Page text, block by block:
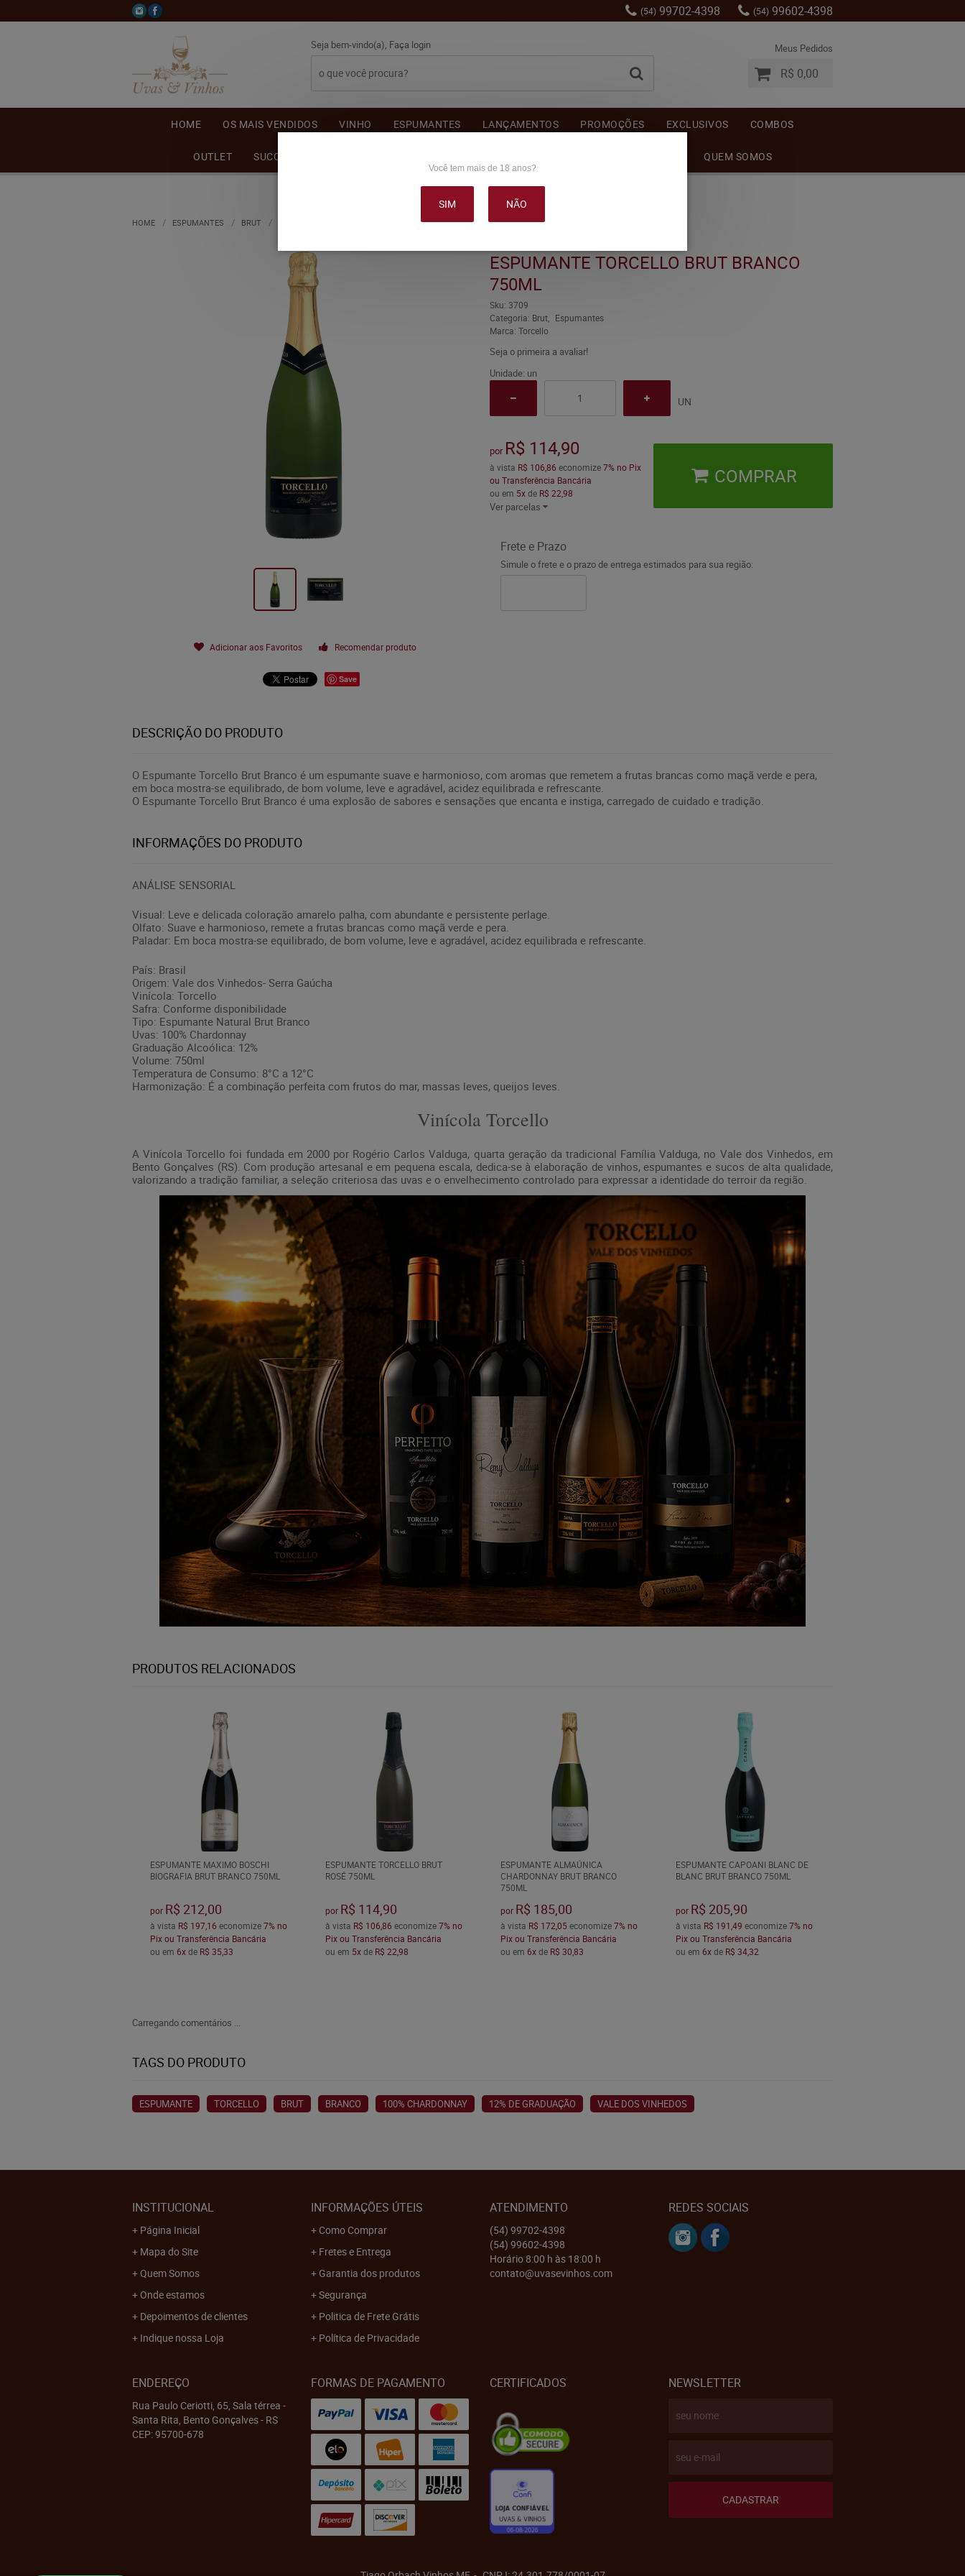
(54) 99702-4398 (54) 99602-4398
Seja bem-vindo(a), Faça login Meus Pedidos
R$ 0,00
HOME OS MAIS VENDIDOS VINHO ESPUMANTES LANÇAMENTOS PROMOÇÕES EXCLUSIVOS COMBOS
OUTLET SUCO DE UVA QUEM SOMOS
HOME ESPUMANTES BRUT ESPUMANTE TORCELLO BRUT BRANCO 750ML
Adicionar aos Favoritos Recomendar produto
Save
ESPUMANTE TORCELLO BRUT BRANCO
750ML
Sku: 3709
Categoria: Brut
Espumantes
Marca: Torcello
Seja o primeira a avaliar!
Unidade: un
UN
por R$ 114,90
à vista R$ 106,86 economize7% no Pix
ou Transferência Bancária
ou em 5xde R$ 22,98
Ver parcelas
COMPRAR
Frete e Prazo
Simule o frete e o prazo de entrega estimados para sua região:
DESCRIÇÃO DO PRODUTO
O Espumante Torcello Brut Branco é um espumante suave e harmonioso, com aromas que remetem a frutas brancas como maçã verde e pera,
em boca mostra-se equilibrado, de bom volume, leve e agradável, acidez equilibrada e refrescante.
O Espumante Torcello Brut Branco é uma explosão de sabores e sensações que encanta e instiga, carregado de cuidado e tradição.
INFORMAÇÕES DO PRODUTO
ANÁLISE SENSORIAL
Visual: Leve e delicada coloração amarelo palha, com abundante e persistente perlage.
Olfato: Suave e harmonioso, remete a frutas brancas como maçã verde e pera.
Paladar: Em boca mostra-se equilibrado, de bom volume, leve e agradável, acidez equilibrada e refrescante.
País: Brasil
Origem: Vale dos Vinhedos- Serra Gaúcha
Vinícola: Torcello
Safra: Conforme disponibilidade
Tipo: Espumante Natural Brut Branco
Uvas: 100% Chardonnay
Graduação Alcoólica: 12%
Volume: 750ml
Temperatura de Consumo: 8°C a 12°C
Harmonização: É a combinação perfeita com frutos do mar, massas leves, queijos leves.
Vinícola Torcello
A Vinícola Torcello foi fundada em 2000 por Rogério Carlos Valduga, quarta geração da tradicional Família Valduga, no Vale dos Vinhedos, em
Bento Gonçalves (RS). Com produção artesanal e em pequena escala, dedica-se à elaboração de vinhos, espumantes e sucos de alta qualidade,
valorizando a tradição familiar, a seleção criteriosa das uvas e o envelhecimento controlado para expressar a identidade do terroir da região.
PRODUTOS RELACIONADOS
ESPUMANTE MAXIMO BOSCHI
BIOGRAFIA BRUT BRANCO 750ML
por R$ 212,00
à vista R$ 197,16 economize7% no
Pix ou Transferência Bancária
ou em 6xde R$ 35,33
ESPUMANTE TORCELLO BRUT
ROSÉ 750ML
por R$ 114,90
à vista R$ 106,86 economize7% no
Pix ou Transferência Bancária
ou em 5xde R$ 22,98
ESPUMANTE ALMAÚNICA
CHARDONNAY BRUT BRANCO
750ML
por R$ 185,00
à vista R$ 172,05economize7% no
Pix ou Transferência Bancária
ou em 6xde R$ 30,83
ESPUMANTE CAPOANI BLANC DE
BLANC BRUT BRANCO 750ML
por R$ 205,90
à vista R$ 191,49 economize7% no
Pix ou Transferência Bancária
ou em 6xde R$ 34,32
Carregando comentários ...
TAGS DO PRODUTO
ESPUMANTE TORCELLO BRUT BRANCO 100% CHARDONNAY 12% DE GRADUAÇÃO VALE DOS VINHEDOS
INSTITUCIONAL
Página Inicial
Mapa do Site
Quem Somos
Onde estamos
Depoimentos de clientes
Indique nossa Loja
INFORMAÇÕES ÚTEIS
Como Comprar
Fretes e Entrega
Garantia dos produtos
Segurança
Politica de Frete Grátis
Política de Privacidade
ATENDIMENTO
(54) 99702-4398
(54) 99602-4398
Horário 8:00 h às 18:00 h
contato@uvasevinhos.com
REDES SOCIAIS
ENDEREÇO
Rua Paulo Ceriotti, 65, Sala térrea -
Santa Rita, Bento Gonçalves- RS
CEP: 95700-678
FORMAS DE PAGAMENTO CERTIFICADOS NEWSLETTER
CADASTRAR
Você tem mais de 18 anos?
SIM NÃO